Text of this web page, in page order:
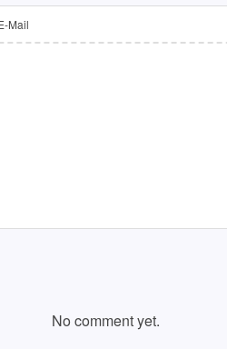
Mail
No comment yet.